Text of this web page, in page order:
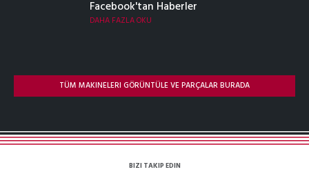
Facebook'tan Haberler
DAHA FAZLA OKU
TÜM MAKINELERI GÖRÜNTÜLE VE PARÇALAR BURADA
BIZI TAKIP EDIN